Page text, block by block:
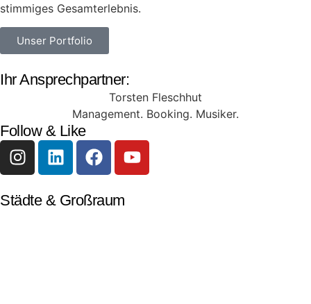
stimmiges Gesamterlebnis.
Unser Portfolio
Ihr Ansprechpartner:
Torsten Fleschhut
Management. Booking. Musiker.
Follow & Like
Städte & Großraum